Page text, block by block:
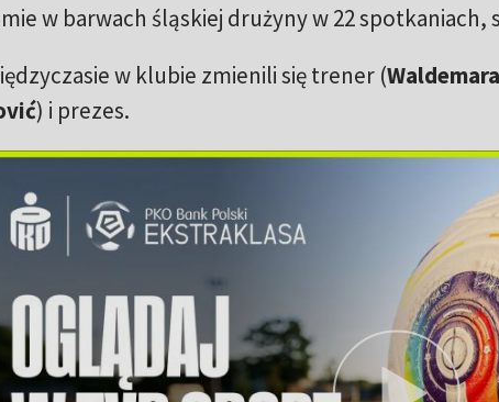
w barwach śląskiej drużyny w 22 spotkaniach,
w klubie zmienili się trener (
) i prezes.